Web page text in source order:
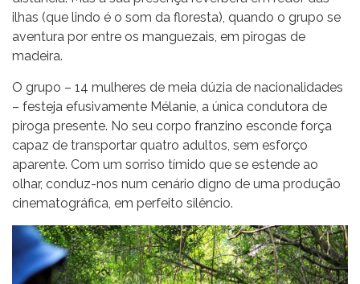
ilhas (que lindo é o som da floresta), quando o grupo se
aventura por entre os manguezais, em pirogas de
madeira.
O grupo – 14 mulheres de meia dúzia de nacionalidades
– festeja efusivamente Mélanie, a única condutora de
piroga presente. No seu corpo franzino esconde força
capaz de transportar quatro adultos, sem esforço
aparente. Com um sorriso tímido que se estende ao
olhar, conduz-nos num cenário digno de uma produção
cinematográfica, em perfeito silêncio.